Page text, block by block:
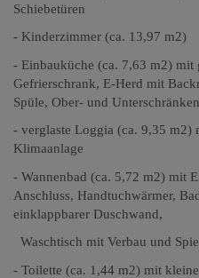
Schiebetüren
- Kinderzimmer (ca. 13,97 m2)
- Einbauküche (ca. 7,63 m2) mit
Gefrierschrank, E-Herd mit
Spüle, Ober- und
- verglaste Loggia (ca. 9,35 m2)
Klimaanlage
- Wannenbad (ca. 5,72 m2) mit
Anschluss, Handtuchwärmer,
einklappbarer Duschwand,
Waschtisch mit Verbau und
- Toilette (ca. 1,44 m2) mit